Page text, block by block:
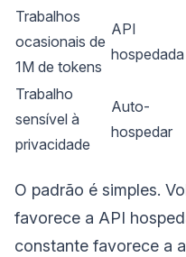
Trabalhos
ocasionais de
1M de tokens
API
hospedada
Trabalho
sensível à
privacidade
Auto-
hospedar
O padrão é simples.
favorece a API
constante favorece a